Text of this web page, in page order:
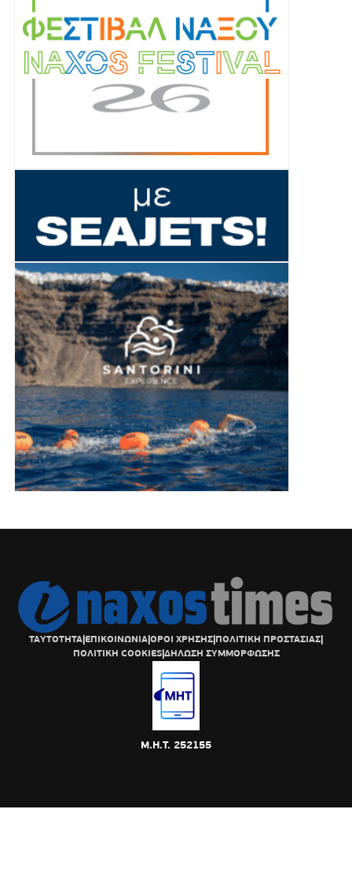
ΤΑΥΤΟΤΗΤΑ|ΕΠΙΚΟΙΝΩΝΙΑ|ΟΡΟΙ ΧΡΗΣΗΣ|ΠΟΛΙΤΙΚΗ ΠΡΟΣΤΑΣΙΑΣ|
ΠΟΛΙΤΙΚΗ COOKIES|ΔΗΛΩΣΗ ΣΥΜΜΟΡΦΩΣΗΣ
Μ.Η.Τ. 252155